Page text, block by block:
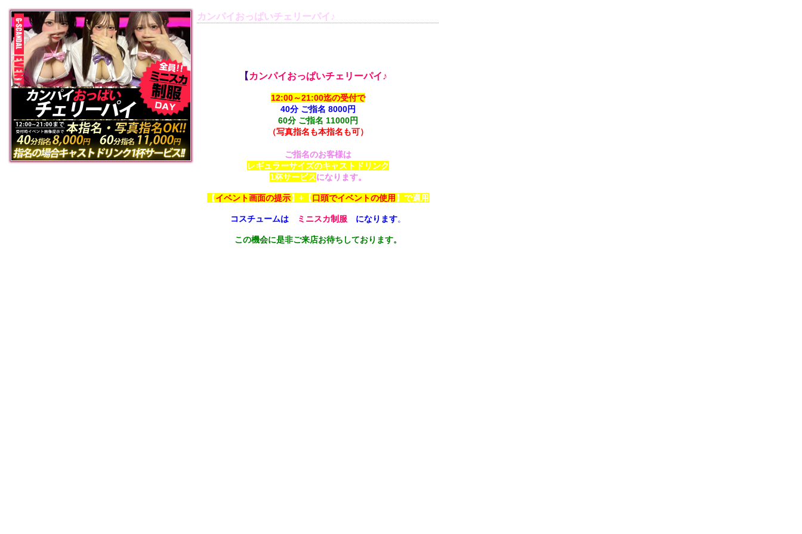
カンパイおっぱいチェリーパイ♪
【 カンパイおっぱいチェリーパイ♪
12:00～21:00迄の受付で
40分 ご指名 8000円
60分 ご指名 11000円
（写真指名も本指名も可）
ご指名のお客様は
レギュラーサイズのキャストドリンク
1杯サービスになります。
【イベント画面の提示】+【口頭でイベントの使用 】で適用
コスチュームは【 ミニスカ制服 になります。
この機会に是非ご来店お待ちしております。